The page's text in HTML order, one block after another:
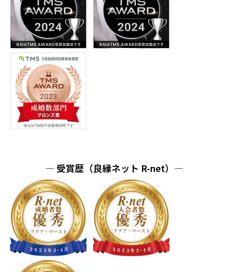
― 受賞歴（良縁ネット R-net）―
電話をかける